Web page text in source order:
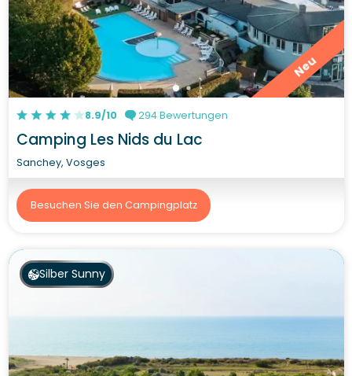
Neu
8.9/10 294 Bewertungen
Camping Les Nids du Lac
Sanchey, Vosges
Besuchen Sie den Campingplatz
Silber Sunny